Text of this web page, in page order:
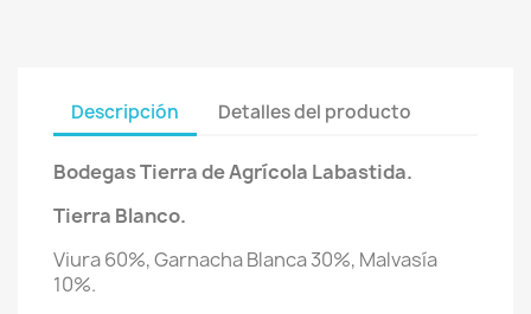
Descripción Detalles del producto
Bodegas Tierra de Agrícola Labastida.
Tierra Blanco.
Viura 60%, Garnacha Blanca 30%, Malvasía
10%.